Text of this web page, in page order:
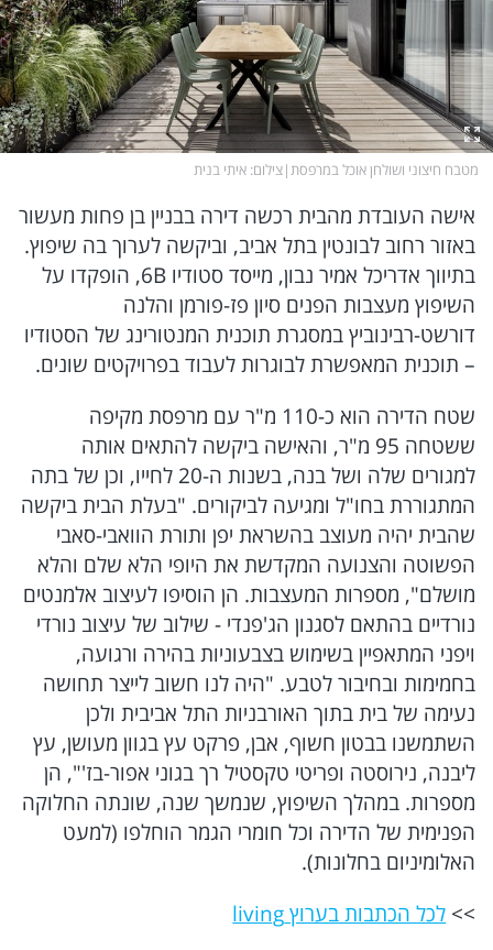
מטבח חיצוני ושולחן אוכל במרפסת|צילום: איתי בנית
אישה העובדת מהבית רכשה דירה בבניין בן פחות מעשור
באזור רחוב לבונטין בתל אביב, וביקשה לערוך בה שיפוץ.
בתיווך אדריכל אמיר נבון, מייסד סטודיו 6B, הופקדו על
השיפוץ מעצבות הפנים סיון פז-פורמן והלנה
דורשט-רבינוביץ במסגרת תוכנית המנטורינג של הסטודיו
– תוכנית המאפשרת לבוגרות לעבוד בפרויקטים שונים.
שטח הדירה הוא כ-110 מ"ר עם מרפסת מקיפה
ששטחה 95 מ"ר, והאישה ביקשה להתאים אותה
למגורים שלה ושל בנה, בשנות ה-20 לחייו, וכן של בתה
המתגוררת בחו"ל ומגיעה לביקורים. "בעלת הבית ביקשה
שהבית יהיה מעוצב בהשראת יפן ותורת הוואבי-סאבי
הפשוטה והצנועה המקדשת את היופי הלא שלם והלא
מושלם", מספרות המעצבות. הן הוסיפו לעיצוב אלמנטים
נורדיים בהתאם לסגנון הג'פנדי - שילוב של עיצוב נורדי
ויפני המתאפיין בשימוש בצבעוניות בהירה ורגועה,
בחמימות ובחיבור לטבע. "היה לנו חשוב לייצר תחושה
נעימה של בית בתוך האורבניות התל אביבית ולכן
השתמשנו בבטון חשוף, אבן, פרקט עץ בגוון מעושן, עץ
ליבנה, נירוסטה ופריטי טקסטיל רך בגוני אפור-בז'", הן
מספרות. במהלך השיפוץ, שנמשך שנה, שונתה החלוקה
הפנימית של הדירה וכל חומרי הגמר הוחלפו (למעט
האלומיניום בחלונות).
>> לכל הכתבות בערוץ living
מגזין סוף השבוע
חופש
כסף
הורים
הריון ולידה
תקשורת ושיווק
גאווה
משפט
אוטו
פרויקטים מיוחדים
הורוסקופ
makoZ
המתחזים
סברי מרנן
גלית ואילנית
המטבח המנצח VIP
הקומה ה-12
כל התכניות
סרטן שד גרורתי
עור בריא זה עור יפה
CowFree
MED12
MEDIO נדל''ן
Summer Mix
רוצים לזכות בפרס?
ברכות ותפילות
זמני היום